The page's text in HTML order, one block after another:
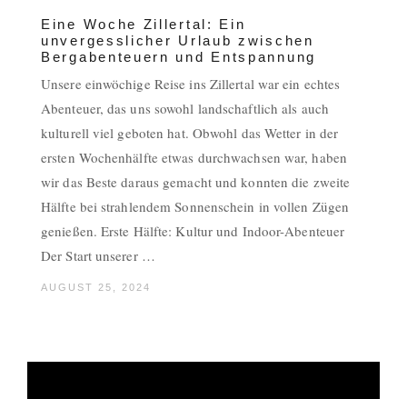
Eine Woche Zillertal: Ein
unvergesslicher Urlaub zwischen
Bergabenteuern und Entspannung
Unsere einwöchige Reise ins Zillertal war ein echtes
Abenteuer, das uns sowohl landschaftlich als auch
kulturell viel geboten hat. Obwohl das Wetter in der
ersten Wochenhälfte etwas durchwachsen war, haben
wir das Beste daraus gemacht und konnten die zweite
Hälfte bei strahlendem Sonnenschein in vollen Zügen
genießen. Erste Hälfte: Kultur und Indoor-Abenteuer
Der Start unserer …
AUGUST 25, 2024